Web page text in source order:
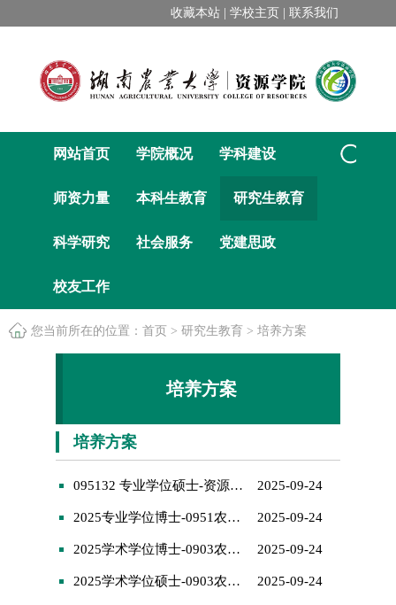
收藏本站 |学校主页 | 联系我们
网站首页 学院概况 学科建设
师资力量 本科生教育 研究生教育
科学研究 社会服务 党建思政
校友工作
您当前所在的位置： 首页 > 研究生教育 > 培养方案
培养方案
培养方案
095132 专业学位硕士-资源利用与植物保护（资源学院） 2025-09-24
2025专业学位博士-0951农业-培养方案 2025-09-24
2025学术学位博士-0903农业资源与环境-培养方案 2025-09-24
2025学术学位硕士-0903农业资源与环境-培养方案 2025-09-24